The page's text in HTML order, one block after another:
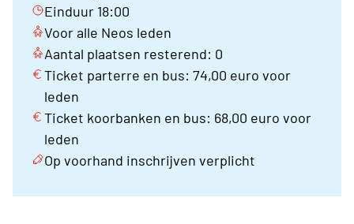
Einduur 18:00
Voor alle Neos leden
Aantal plaatsen resterend: 0
Ticket parterre en bus: 74,00 euro voor
leden
Ticket koorbanken en bus: 68,00 euro voor
leden
Op voorhand inschrijven verplicht